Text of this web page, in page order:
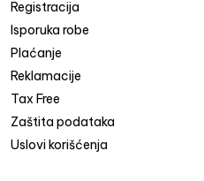
Registracija
Isporuka robe
Plaćanje
Reklamacije
Tax Free
Zaštita podataka
Uslovi korišćenja